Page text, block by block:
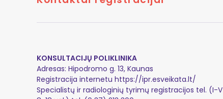
KONSULTACIJŲ POLIKLINIKA
Adresas: Hipodromo g. 13, Kaunas
Registracija internetu https://ipr.esveikata.lt/
Specialistų ir radiologinių tyrimų registracijos tel. (I-V